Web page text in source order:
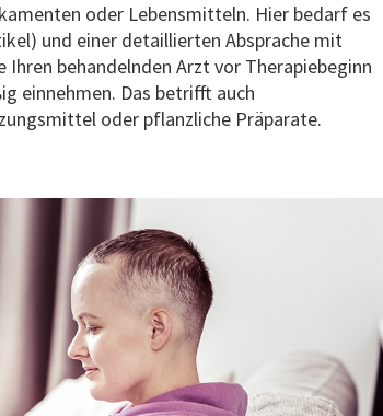
oder Lebensmitteln. Hier bedarf es
und einer detaillierten Absprache mit
behandelnden Arzt vor Therapiebeginn
einnehmen. Das betrifft auch
oder pflanzliche Präparate.